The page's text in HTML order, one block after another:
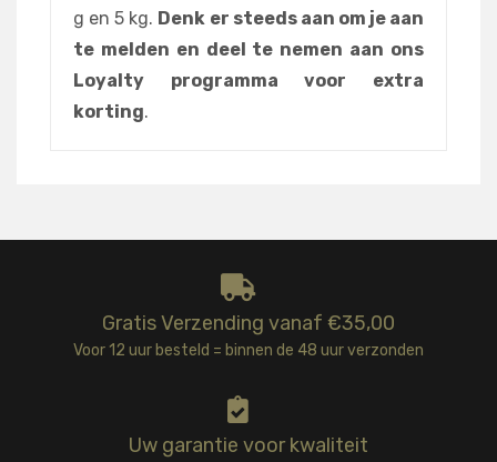
g en 5 kg. Denk er steeds aan om je aan
te melden en deel te nemen aan ons
Loyalty programma voor extra
korting.
Gratis Verzending vanaf €35,00
Voor 12 uur besteld = binnen de 48 uur verzonden
Uw garantie voor kwaliteit